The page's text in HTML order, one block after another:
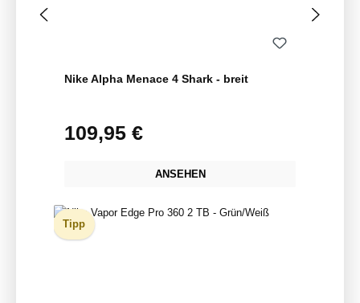
Nike Alpha Menace 4 Shark - breit
Regulärer Preis:
109,95 €
ANSEHEN
Tipp